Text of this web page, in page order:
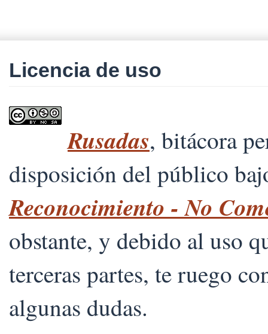
Licencia de uso
Rusadas, bitácora
disposición del público
Reconocimiento - No
obstante, y debido al uso
terceras partes, te ruego
algunas dudas.